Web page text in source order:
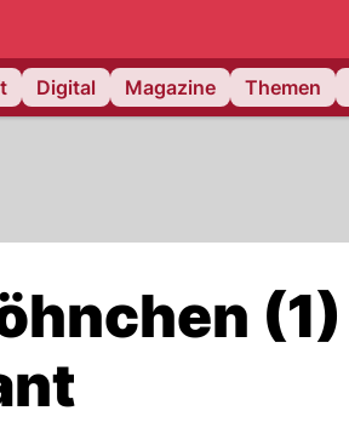
Digital Magazine Themen
(1)